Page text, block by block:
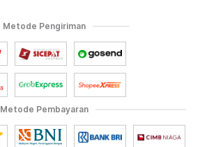
Metode Pembayaran
Metode Pengiriman